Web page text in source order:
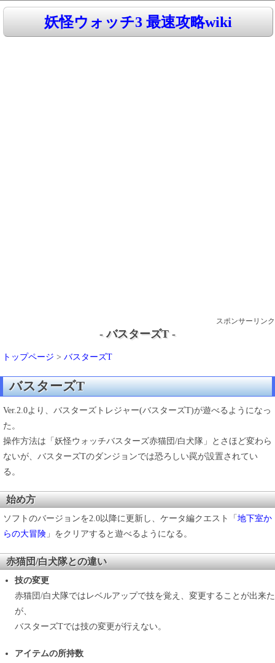
妖怪ウォッチ3 最速攻略wiki
スポンサーリンク
- バスターズT -
トップページ > バスターズT
バスターズT
Ver.2.0より、バスターズトレジャー(バスターズT)が遊べるようになっ
た。
操作方法は「妖怪ウォッチバスターズ赤猫団/白犬隊」とさほど変わら
ないが、バスターズTのダンジョンでは恐ろしい罠が設置されてい
る。
始め方
ソフトのバージョンを2.0以降に更新し、ケータ編クエスト「 地下室か
らの大冒険 」をクリアすると遊べるようになる。
赤猫団/白犬隊との違い
技の変更
赤猫団/白犬隊ではレベルアップで技を覚え、変更することが出来た
が、
バスターズTでは技の変更が行えない。
アイテムの所持数